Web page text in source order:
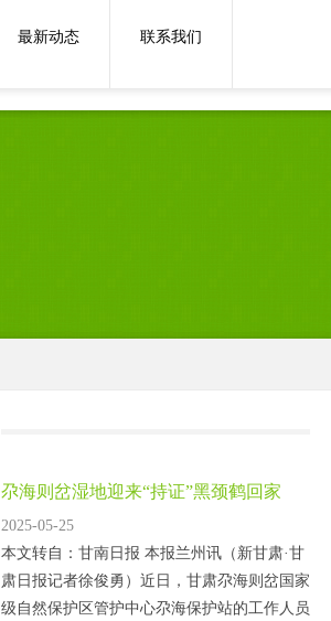
最新动态 联系我们
尕海则岔湿地迎来“持证”黑颈鹤回家
2025-05-25
本文转自：甘南日报 本报兰州讯（新甘肃·甘
肃日报记者徐俊勇）近日，甘肃尕海则岔国家
级自然保护区管护中心尕海保护站的工作人员